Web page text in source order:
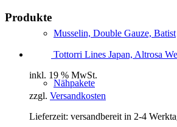
Musselin, Double Gauze, Batist
Nähpakete
Produkte
Tottorri Lines Japan, Altrosa
inkl. 19 % MwSt.
zzgl. Versandkosten
Lieferzeit: versandbereit in 2-4